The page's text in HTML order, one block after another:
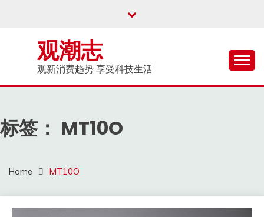
观潮志
观新消费趋势 享受科技生活
标签： MT10O
Home MT10O